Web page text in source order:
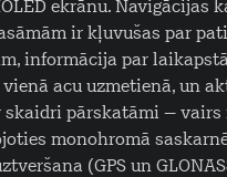
ekrānu. Navigācijas
ir kļuvušas par
informācija par
vienā acu uzmetienā, un
pārskatāmi – vairs
monohromā
(GPS un